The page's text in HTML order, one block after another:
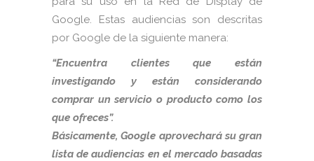
Google. Estas audiencias son descritas
por Google de la siguiente manera:
“Encuentra clientes que están
investigando y están considerando
comprar un servicio o producto como los
que ofreces”.
Básicamente, Google aprovechará su gran
lista de audiencias en el mercado basadas